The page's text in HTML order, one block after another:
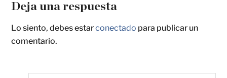
Deja una respuesta
Lo siento, debes estarconectado para publicar un
comentario.